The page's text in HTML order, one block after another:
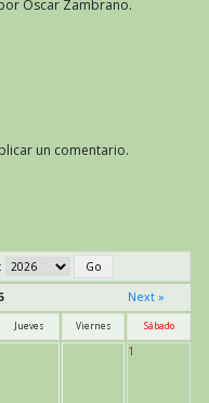
Oscar Zambrano.
un comentario.
Next »
Jueves Viernes Sábado
1